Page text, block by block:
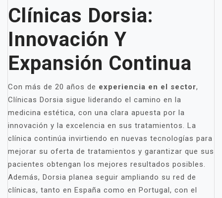
Clínicas Dorsia:
Innovación Y
Expansión Continua
Con más de 20 años de experiencia en el sector,
Clínicas Dorsia sigue liderando el camino en la
medicina estética, con una clara apuesta por la
innovación y la excelencia en sus tratamientos. La
clínica continúa invirtiendo en nuevas tecnologías para
mejorar su oferta de tratamientos y garantizar que sus
pacientes obtengan los mejores resultados posibles.
Además, Dorsia planea seguir ampliando su red de
clínicas, tanto en España como en Portugal, con el